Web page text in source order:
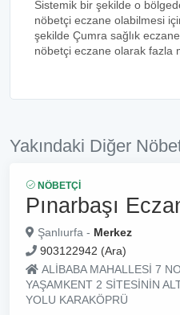
Sistemik bir şekilde o
nöbetçi eczane olabilmesi
şekilde Çumra sağlık
nöbetçi eczane olarak fazla
Yakındaki Diğer
NÖBETÇI
Pınarbaşı
Şanlıurfa - Merkez
903122942 (Ara)
ALİBABA MAHALLESİ 7
YAŞAMKENT 2 SİTESİNİN
YOLU KARAKÖPRÜ